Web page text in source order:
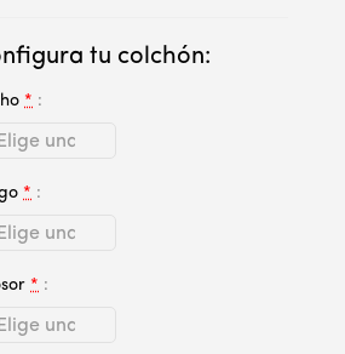
tu colchón:
*
*
*